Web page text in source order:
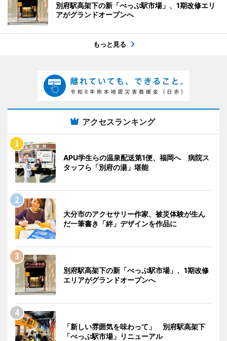
別府駅高架下の新「べっぷ駅市場」、1期改修エリ
アがグランドオープンへ
もっと見る
アクセスランキング
APU学生らの温泉配送第1便、福岡へ 病院ス
タッフら「別府の湯」堪能
大分市のアクセサリー作家、被災体験が生ん
だ一筆書き「絆」デザインを作品に
別府駅高架下の新「べっぷ駅市場」、1期改修
エリアがグランドオープンへ
「新しい雰囲気を味わって」 別府駅高架下
「べっぷ駅市場」リニューアル